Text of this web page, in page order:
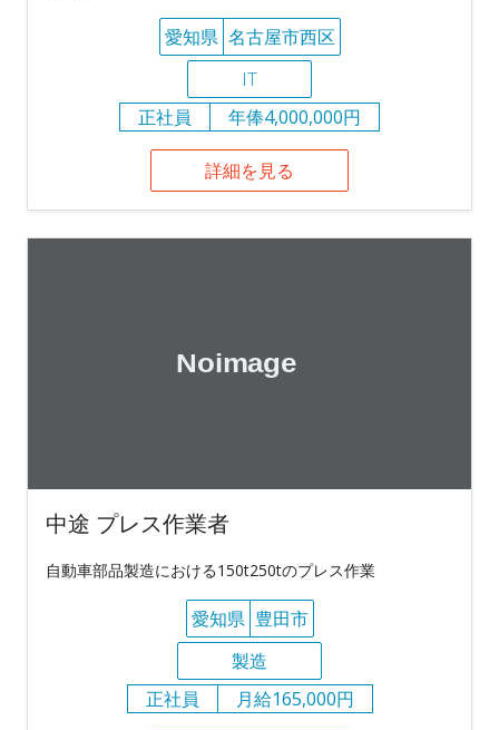
愛知県 名古屋市西区
IT
正社員
年俸4,000,000円
詳細を見る
中途 プレス作業者
自動車部品製造における150t250tのプレス作業
愛知県 豊田市
製造
正社員
月給165,000円